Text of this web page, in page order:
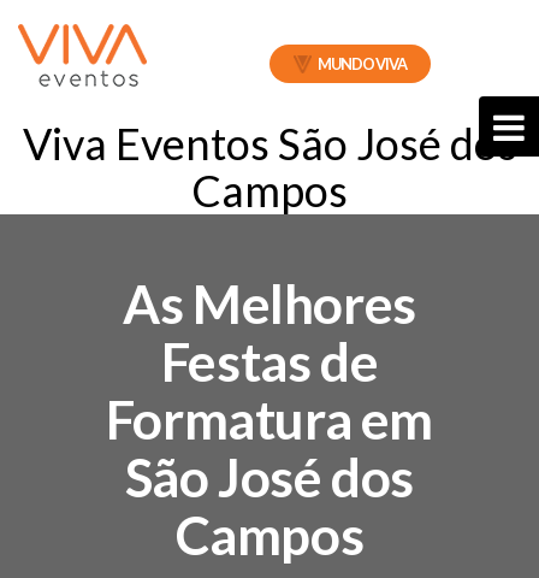
MUNDO VIVA
Viva Eventos São José dos
Campos
As Melhores
Festas de
Formatura em
São José dos
Campos